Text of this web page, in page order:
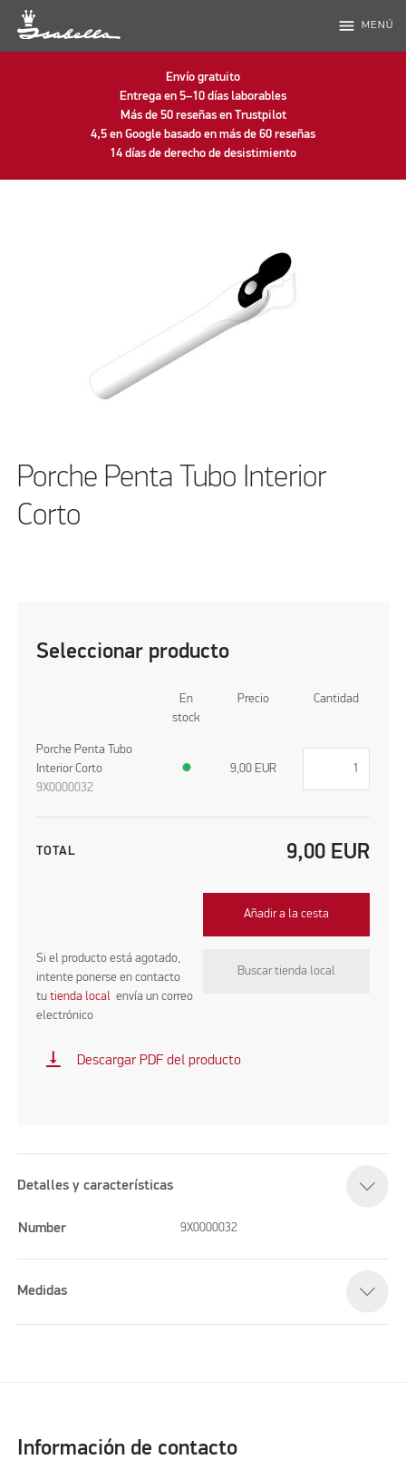
menu MENÚ
Envío gratuito
Entrega en 5–10 días laborables
Más de 50 reseñas en Trustpilot
4,5 en Google basado en más de 60 reseñas
14 días de derecho de desistimiento
Porche Penta Tubo Interior
Corto
Seleccionar producto
En
stock
Precio Cantidad
Porche Penta Tubo
Interior Corto
9X0000032
● 9,00 EUR
TOTAL 9,00 EUR
Añadir a la cesta
Si el producto está agotado,
intente ponerse en contacto
tutienda localenvía un correo
electrónico
Buscar tienda local
vertical_align_bottom Descargar PDF del producto
Detalles y características
Number 9X0000032
Medidas
Información de contacto